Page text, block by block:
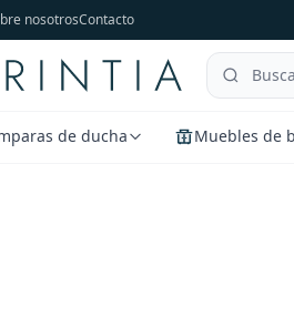
nosotrosContacto
de ducha Muebles de